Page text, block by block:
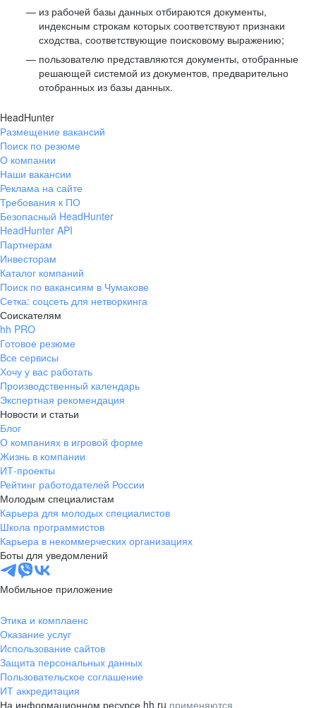
из рабочей базы данных отбираются документы,
индексным строкам которых соответствуют признаки
сходства, соответствующие поисковому выражению;
пользователю представляются документы, отобранные
решающей системой из документов, предварительно
отобранных из базы данных.
HeadHunter
Размещение вакансий
Поиск по резюме
О компании
Наши вакансии
Реклама на сайте
Требования к ПО
Безопасный HeadHunter
HeadHunter API
Партнерам
Инвесторам
Каталог компаний
Поиск по вакансиям в Чумакове
Сетка: соцсеть для нетворкинга
Соискателям
hh PRO
Готовое резюме
Все сервисы
Хочу у вас работать
Производственный календарь
Экспертная рекомендация
Новости и статьи
Блог
О компаниях в игровой форме
Жизнь в компании
ИТ-проекты
Рейтинг работодателей России
Молодым специалистам
Карьера для молодых специалистов
Школа программистов
Карьера в некоммерческих организациях
Боты для уведомлений
Мобильное приложение
Этика и комплаенс
Оказание услуг
Использование сайтов
Защита персональных данных
Пользовательское соглашение
ИТ аккредитация
На информационном ресурсе hh.ru применяются